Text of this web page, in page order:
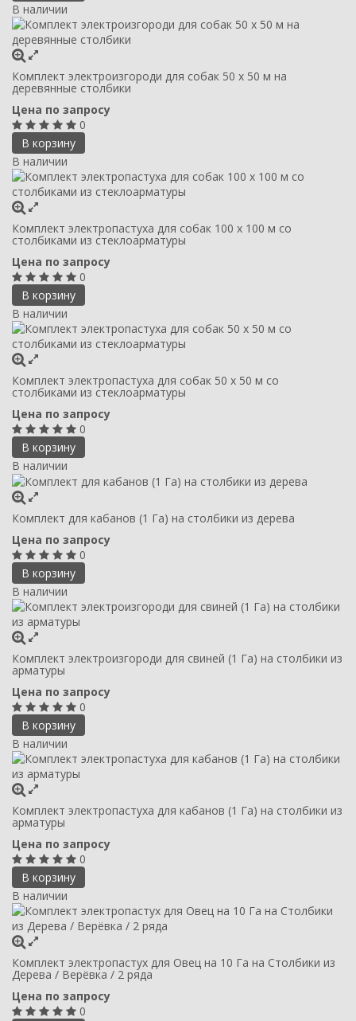
В наличии
Комплект электроизгороди для собак 50 х 50 м на
деревянные столбики
Цена по запросу
0
В корзину
В наличии
Комплект электропастуха для собак 100 х 100 м со
столбиками из стеклоарматуры
Цена по запросу
0
В корзину
В наличии
Комплект электропастуха для собак 50 х 50 м со
столбиками из стеклоарматуры
Цена по запросу
0
В корзину
В наличии
Комплект для кабанов (1 Га) на столбики из дерева
Цена по запросу
0
В корзину
В наличии
Комплект электроизгороди для свиней (1 Га) на столбики из
арматуры
Цена по запросу
0
В корзину
В наличии
Комплект электропастуха для кабанов (1 Га) на столбики из
арматуры
Цена по запросу
0
В корзину
В наличии
Комплект электропастух для Овец на 10 Га на Столбики из
Дерева / Верёвка / 2 ряда
Цена по запросу
0